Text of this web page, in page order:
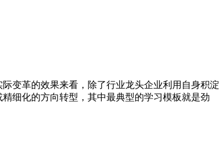
变革的效果来看，除了行业龙头企业利用自身积淀
细化的方向转型，其中最典型的学习模板就是劲